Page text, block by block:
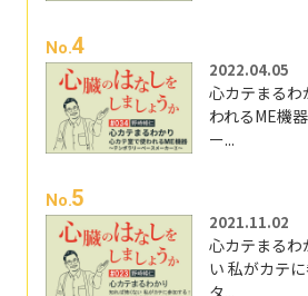
No.4
2022.04.05
心カテまるわ
われるME機
ー...
No.5
2021.11.02
心カテまるわ
い 私がカテ
タ...